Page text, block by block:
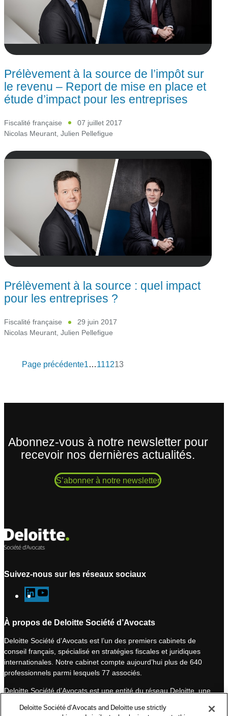
Prélèvement à la source de l’impôt sur
le revenu – Report de mise en place et
étude d’impact pour les entreprises
Fiscalité française
07 juillet 2017
Nicolas Meurant Julien Pellefigue
Prélèvement à la source : quel impact
pour les entreprises ?
Fiscalité française
29 juin 2017
Nicolas Meurant, Julien Pellefigue
Page précédente1…111213
Abonnez-vous à notre newsletter pour
recevoir nos dernières actualités.
S’abonner à notre newsletter
Suivez-nous sur les réseaux sociaux
L
i
k
e
d
I
n
o
T
u
b
e
À propos de Deloitte Société d’Avocats
Deloitte Société d’Avocats est l’un des premiers cabinets de
conseil français, spécialisé en stratégies fiscales et juridiques
internationales. Notre cabinet compte aujourd’hui plus de 640
professionnels parmi lesquels 77 associés.
Deloitte Société d’Avocats est une entité du réseau Deloitte, une
professionnels et à ce titre, travaille avec les 50 000 fiscalistes
Deloitte Société d’Avocats and Deloitte use strictly